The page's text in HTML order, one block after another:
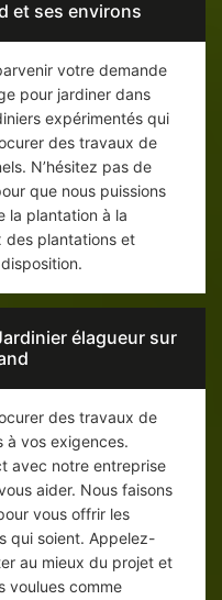
et ses environs
votre demande
pour jardiner dans
expérimentés qui
des travaux de
N’hésitez pas de
que nous puissions
la plantation à la
des plantations et
élagueur sur
des travaux de
à vos exigences.
avec notre entreprise
aider. Nous faisons
vous offrir les
qui soient. Appelez-
au mieux du projet et
voulues comme